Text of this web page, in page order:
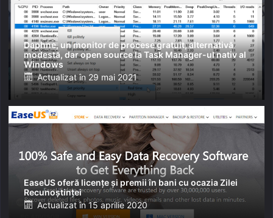
Daphne, un monitor de procese gratuit, alternativă
modestă, dar open source la Task Manager-ul nativ al
Windows
Posted
on
Actualizat în 29 mai 2021
EaseUS oferă licențe și premii în bani cu ocazia Zilei
Recunoștinței
Posted
Actualizat în 15 aprilie 2020